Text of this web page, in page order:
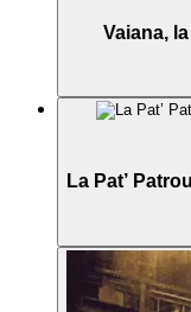
Vaiana,
La Pat’